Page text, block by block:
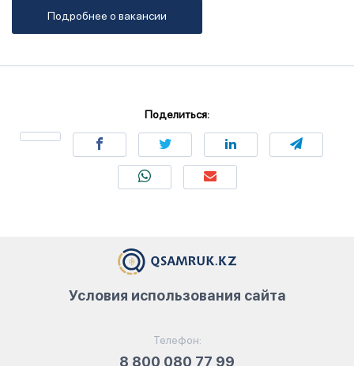
Подробнее о вакансии
Поделиться:
Телефон:
8 800 080 77 99
Условия использования сайта